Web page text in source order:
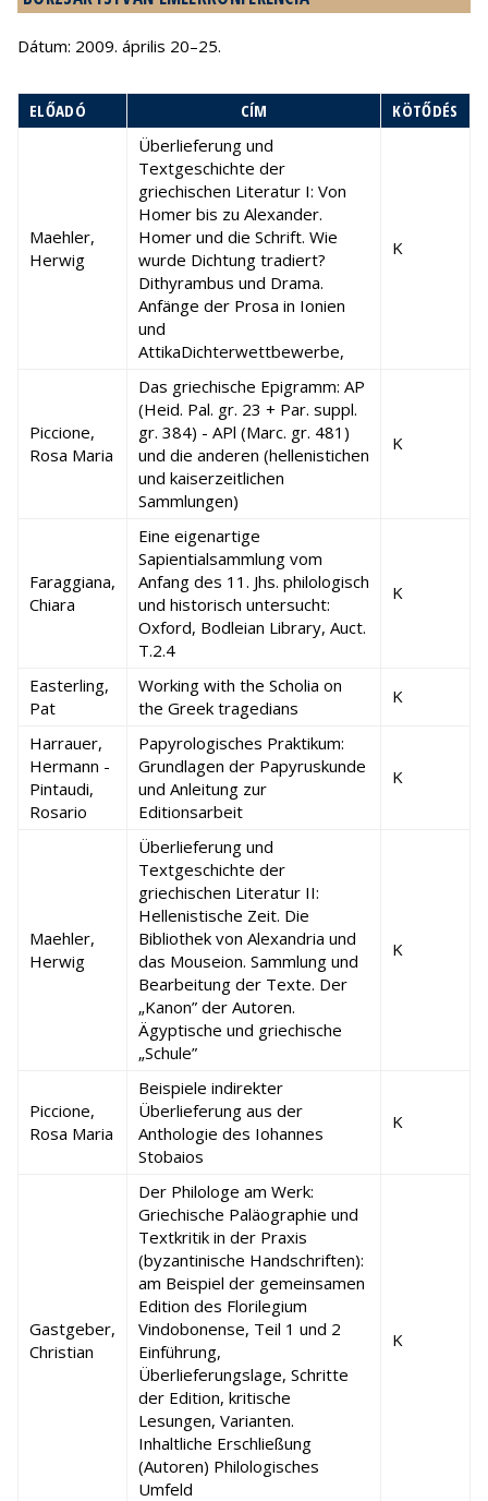
Dátum: 2009. április 20–25.
ELŐADÓ CÍM KÖTŐDÉS
Maehler,
Herwig
Überlieferung und
Textgeschichte der
griechischen Literatur I: Von
Homer bis zu Alexander.
Homer und die Schrift. Wie
wurde Dichtung tradiert?
Dithyrambus und Drama.
Anfänge der Prosa in Ionien
und
AttikaDichterwettbewerbe,
K
Piccione,
Rosa Maria
Das griechische Epigramm: AP
(Heid. Pal. gr. 23 + Par. suppl.
gr. 384) - APl (Marc. gr. 481)
und die anderen (hellenistichen
und kaiserzeitlichen
Sammlungen)
K
Faraggiana,
Chiara
Eine eigenartige
Sapientialsammlung vom
Anfang des 11. Jhs. philologisch
und historisch untersucht:
Oxford, Bodleian Library, Auct.
T.2.4
K
Easterling,
Pat
Working with the Scholia on
the Greek tragedians
K
Harrauer,
Hermann -
Pintaudi,
Rosario
Papyrologisches Praktikum:
Grundlagen der Papyruskunde
und Anleitung zur
Editionsarbeit
K
Maehler,
Herwig
Überlieferung und
Textgeschichte der
griechischen Literatur II:
Hellenistische Zeit. Die
Bibliothek von Alexandria und
das Mouseion. Sammlung und
Bearbeitung der Texte. Der
„Kanon” der Autoren.
Ägyptische und griechische
„Schule”
K
Piccione,
Rosa Maria
Beispiele indirekter
Überlieferung aus der
Anthologie des Iohannes
Stobaios
K
Gastgeber,
Christian
Der Philologe am Werk:
Griechische Paläographie und
Textkritik in der Praxis
(byzantinische Handschriften):
am Beispiel der gemeinsamen
Edition des Florilegium
Vindobonense, Teil 1 und 2
Einführung,
Überlieferungslage, Schritte
der Edition, kritische
Lesungen, Varianten.
Inhaltliche Erschließung
(Autoren) Philologisches
Umfeld
K